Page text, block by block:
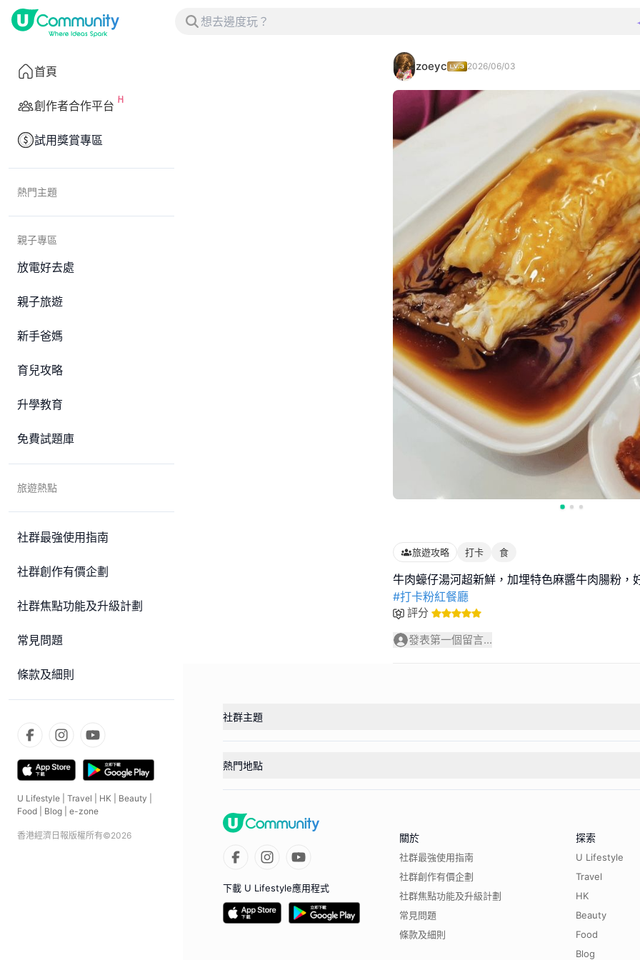
首頁
創作者合作平台
試用獎賞專區
熱門主題
親子專區
放電好去處
親子旅遊
新手爸媽
育兒攻略
升學教育
免費試題庫
旅遊熱點
社群最強使用指南
社群創作有價企劃
社群焦點功能及升級計劃
常見問題
條款及細則
U Lifestyle Travel HK Beauty
Food
Blog e-zone
香港經濟日報版權所有©2026
zoeyc 2026/06/03
旅遊攻略 打卡 食
#打卡粉紅餐廳
評分
發表第一個留言...
社群主題
熱門地點
下載 U Lifestyle應用程式
關於
社群最強使用指南
社群創作有價企劃
社群焦點功能及升級計劃
常見問題
條款及細則
探索
U Lifestyle
Travel
HK
Beauty
Food
Blog